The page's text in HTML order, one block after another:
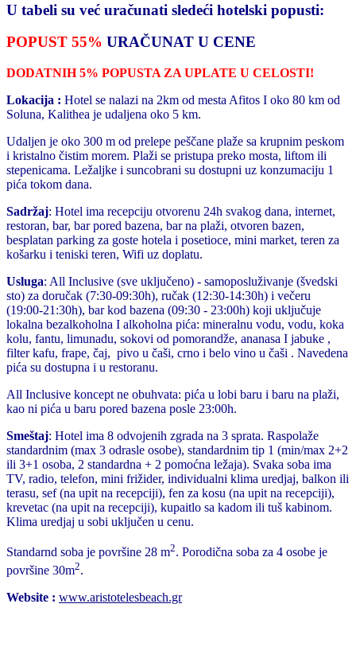
U tabeli su već uračunati sledeći hotelski popusti:
POPUST 55% URAČUNAT U CENE
DODATNIH 5% POPUSTA ZA UPLATE U CELOSTI!
Lokacija : Hotel se nalazi na 2km od mesta Afitos I oko 80 km od
Soluna, Kalithea je udaljena oko 5 km.
Udaljen je oko 300 m od prelepe peščane plaže sa krupnim peskom
i kristalno čistim morem. Plaži se pristupa preko mosta, liftom ili
stepenicama. Ležaljke i suncobrani su dostupni uz konzumaciju 1
pića tokom dana.
Sadržaj: Hotel ima recepciju otvorenu 24h svakog dana, internet,
restoran, bar, bar pored bazena, bar na plaži, otvoren bazen,
besplatan parking za goste hotela i posetioce, mini market, teren za
košarku i teniski teren, Wifi uz doplatu.
Usluga: All Inclusive (sve uključeno) - samoposluživanje (švedski
sto) za doručak (7:30-09:30h), ručak (12:30-14:30h) i večeru
(19:00-21:30h), bar kod bazena (09:30 - 23:00h) koji uključuje
lokalna bezalkoholna I alkoholna pića: mineralnu vodu, vodu, koka
kolu, fantu, limunadu, sokovi od pomorandže, ananasa I jabuke ,
filter kafu, frape, čaj, pivo u čaši, crno i belo vino u čaši . Navedena
pića su dostupna i u restoranu.
All Inclusive koncept ne obuhvata: pića u lobi baru i baru na plaži,
kao ni pića u baru pored bazena posle 23:00h.
Smeštaj: Hotel ima 8 odvojenih zgrada na 3 sprata. Raspolaže
standardnim (max 3 odrasle osobe), standardnim tip 1 (min/max 2+2
ili 3+1 osoba, 2 standardna + 2 pomoćna ležaja). Svaka soba ima
TV, radio, telefon, mini frižider, individualni klima uredjaj, balkon ili
terasu, sef (na upit na recepciji), fen za kosu (na upit na recepciji),
krevetac (na upit na recepciji), kupaitlo sa kadom ili tuš kabinom.
Klima uredjaj u sobi uključen u cenu.
Standarnd soba je površine 28 m2. Porodična soba za 4 osobe je
površine 30m2.
Website : www.aristotelesbeach.gr